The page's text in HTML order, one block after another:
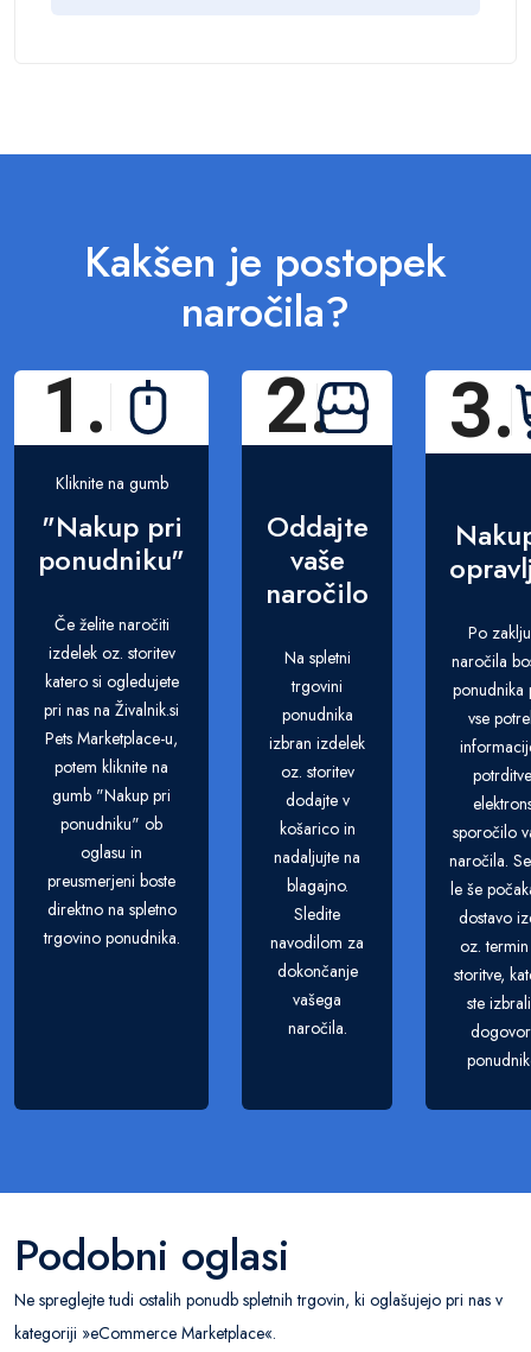
Kakšen je postopek
naročila?
1.
Kliknite na gumb
"Nakup pri
ponudniku"
Če želite naročiti
izdelek oz. storitev
katero si ogledujete
pri nas na Živalnik.si
Pets Marketplace-u,
potem kliknite na
gumb "Nakup pri
ponudniku" ob
oglasu in
preusmerjeni boste
direktno na spletno
trgovino ponudnika.
2.
Oddajte
vaše
naročilo
Na spletni
trgovini
ponudnika
izbran izdelek
oz. storitev
dodajte v
košarico in
nadaljujte na
blagajno.
Sledite
navodilom za
dokončanje
vašega
naročila.
3.
Po
naročila
ponudnika
vse
sporočilo
naročila.
le še
dostavo
oz.
storitve,
ste
Podobni oglasi
Ne spreglejte tudi ostalih ponudb spletnih trgovin, ki oglašujejo pri nas v
kategoriji »eCommerce Marketplace«.